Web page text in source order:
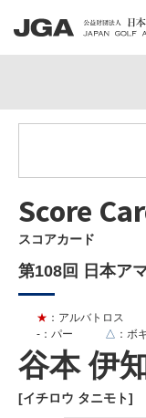
Score
スコアカード
第108回 日本ア
谷本 伊
[イチロウ タニモト]
★ ：アルバトロス
- ：パー △ ：ボ